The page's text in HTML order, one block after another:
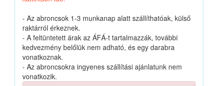
- Az abroncsok 1-3 munkanap alatt szállíthatóak, külső
raktárról érkeznek.
- A feltüntetett árak az ÁFÁ-t tartalmazzák, további
kedvezmény belőlük nem adható, és egy darabra
vonatkoznak.
- Az abroncsokra ingyenes szállítási ajánlatunk nem
vonatkozik.